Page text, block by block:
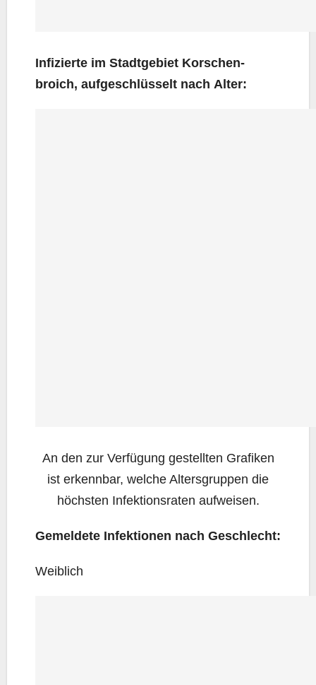
Infi­zier­te im Stadt­ge­biet Kor­schen­
broich, auf­ge­schlüs­selt nach Alter:
An den zur Ver­fü­gung gestell­ten Gra­fi­ken
ist erkenn­bar, wel­che Alters­grup­pen die
höchs­ten Infek­ti­ons­ra­ten aufweisen.
Gemel­de­te Infek­tio­nen nach Geschlecht:
Weib­lich